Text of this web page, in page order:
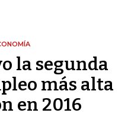
la segunda
más alta
en 2016